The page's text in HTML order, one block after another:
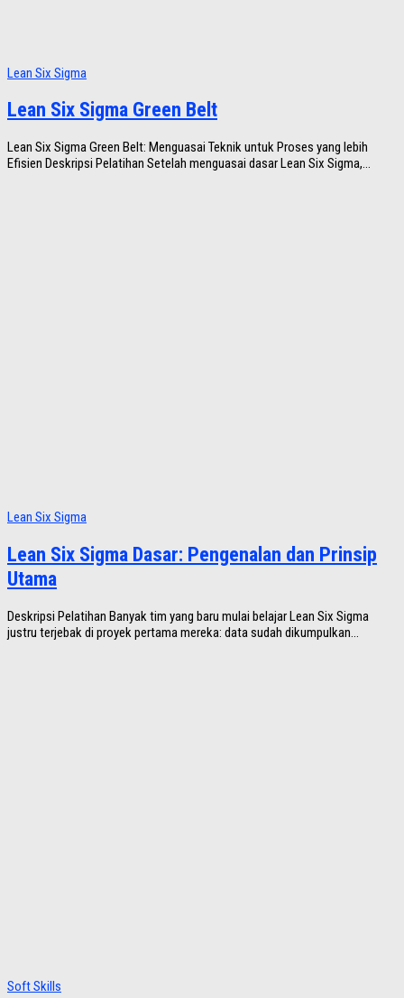
Lean Six Sigma
Lean Six Sigma Green Belt
Lean Six Sigma Green Belt: Menguasai Teknik untuk Proses yang lebih
Efisien Deskripsi Pelatihan Setelah menguasai dasar Lean Six Sigma,...
Lean Six Sigma
Lean Six Sigma Dasar: Pengenalan dan Prinsip
Utama
Deskripsi Pelatihan Banyak tim yang baru mulai belajar Lean Six Sigma
justru terjebak di proyek pertama mereka: data sudah dikumpulkan...
Soft Skills